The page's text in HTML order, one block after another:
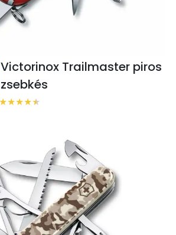
Victorinox Trailmaster piros
zsebkés